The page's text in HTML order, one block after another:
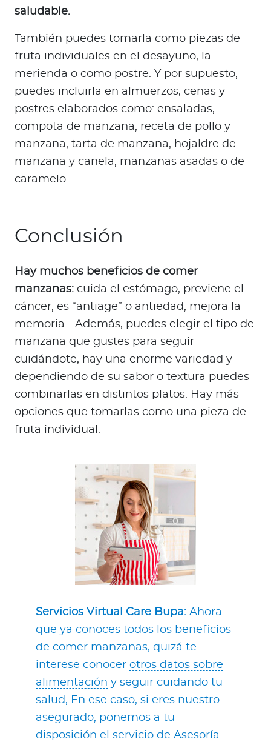
saludable.
También puedes tomarla como piezas de
fruta individuales en el desayuno, la
merienda o como postre. Y por supuesto,
puedes incluirla en almuerzos, cenas y
postres elaborados como: ensaladas,
compota de manzana, receta de pollo y
manzana, tarta de manzana, hojaldre de
manzana y canela, manzanas asadas o de
caramelo…
Conclusión
Hay muchos beneficios de comer
manzanas: cuida el estómago, previene el
cáncer, es “antiage” o antiedad, mejora la
memoria… Además, puedes elegir el tipo de
manzana que gustes para seguir
cuidándote, hay una enorme variedad y
dependiendo de su sabor o textura puedes
combinarlas en distintos platos. Hay más
opciones que tomarlas como una pieza de
fruta individual.
Servicios Virtual Care Bupa: Ahora
que ya conoces todos los beneficios
de comer manzanas, quizá te
interese conocer otros datos sobre
alimentación y seguir cuidando tu
salud, En ese caso, si eres nuestro
asegurado, ponemos a tu
disposición el servicio de Asesoría